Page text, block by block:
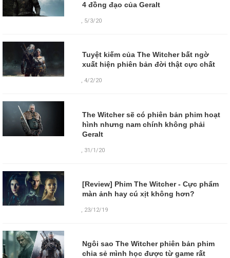
4 đồng đạo của Geralt
, 5/3/20
Tuyệt kiếm của The Witcher bất ngờ
xuất hiện phiên bản đời thật cực chất
,4/2/20
The Witcher sẽ có phiên bản phim hoạt
hình nhưng nam chính không phải
Geralt
, 31/1/20
[Review] Phim The Witcher - Cực phẩm
màn ảnh hay cú xịt không hơn?
, 23/12/19
Ngôi sao The Witcher phiên bản phim
chia sẻ mình học được từ game rất